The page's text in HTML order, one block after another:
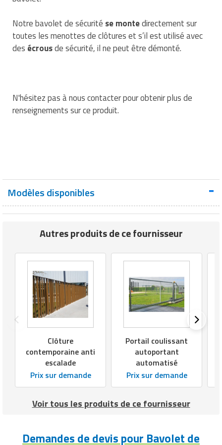
Vêtements personnalisés
Traitement des eaux
Trancheuse professionnelle
Tubes et profilés
Ventilateurs et aération d'atelier
Tapis et caillebotis
Vestiaires et casiers
Equipements de karting
Equipements pour patinage
Equipements pour skateboard
Loisirs
Matériel de fitness
Matériel de musculation
Vêtement sportif
Piano de cuisson
Portes commandes restaurant
Restauration foraine
Robinetterie professionnelle
Rôtisserie professionnelle
Sautause professionnelle
Table de cuisson professionnelle
Tables de préparation réfrigérées
Ustensile de cuisine
Vaisselle restaurant
Vitrines réfrigérées
Notre bavolet de sécurité se montedirectement sur
toutes les menottes de clôtures et s’il est utilisé avec
des écrousde sécurité, il ne peut être démonté.
N'hésitez pas à nous contacter pour obtenir plus de
renseignements sur ce produit.
Modèles disponibles
Autres produits de ce fournisseur
Clôture
contemporaine anti
escalade
Prix sur demande
Portail coulissant
autoportant
automatisé
Prix sur demande
Voir tous les produits de ce fournisseur
Demandes de devis pour Bavolet de